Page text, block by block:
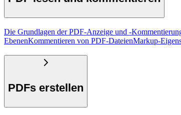
Die Grundlagen der PDF-Anzeige und -
EbenenKommentieren von PDF-DateienMarkup-
PDFs erstellen